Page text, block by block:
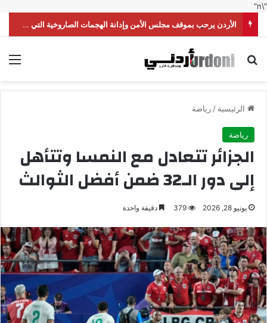
"\n"
الأردن يرحب بموقف مجلس الأمن وإدانة الهجمات الصاروخية التي شنّتها ميليشيا الحوثي على السعودية
بحث عن
الرئيسية /رياضة
رياضة
الجزائر تتعادل مع النمسا وتتأهل
إلى دور الـ32 ضمن أفضل الثوالث
يونيو 28, 2026 379 دقيقة واحدة